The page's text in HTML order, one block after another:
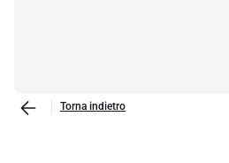
Torna indietro